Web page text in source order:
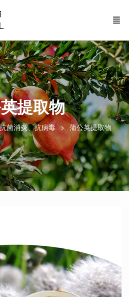
提取物
抗菌消炎、抗病毒 蒲公英提取物